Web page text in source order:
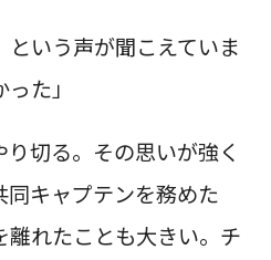
という声が聞こえていま
た」
切る。その思いが強く
キャプテンを務めた
れたことも大きい。チ